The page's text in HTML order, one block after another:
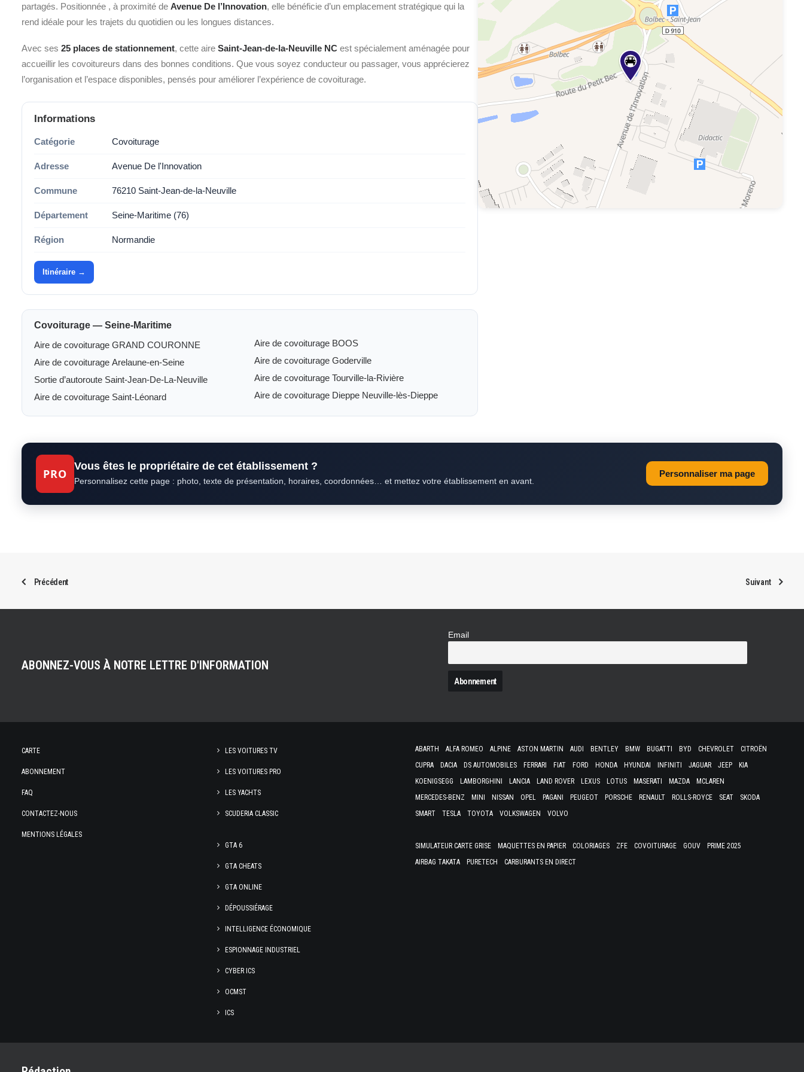
partagés. Positionnée , à proximité de Avenue De l’Innovation, elle bénéficie d’un emplacement stratégique qui la
rend idéale pour les trajets du quotidien ou les longues distances.
Avec ses 25 places de stationnement, cette aire Saint-Jean-de-la-Neuville NC est spécialement aménagée pour
accueillir les covoitureurs dans des bonnes conditions. Que vous soyez conducteur ou passager, vous apprécierez
l’organisation et l’espace disponibles, pensés pour améliorer l’expérience de covoiturage.
Informations
Catégorie Covoiturage
Adresse Avenue De l'Innovation
Commune 76210 Saint-Jean-de-la-Neuville
Département Seine-Maritime (76)
Région Normandie
Itinéraire →
Covoiturage — Seine-Maritime
Aire de covoiturage GRAND COURONNE
Aire de covoiturage Arelaune-en-Seine
Sortie d’autoroute Saint-Jean-De-La-Neuville
Aire de covoiturage Saint-Léonard
Aire de covoiturage BOOS
Aire de covoiturage Goderville
Aire de covoiturage Tourville-la-Rivière
Aire de covoiturage Dieppe Neuville-lès-Dieppe
PRO
Vous êtes le propriétaire de cet établissement ?
Personnalisez cette page : photo, texte de présentation, horaires, coordonnées… et mettez votre établissement en avant.
Personnaliser ma page
Précédent Suivant
ABONNEZ-VOUS À NOTRE LETTRE D'INFORMATION
Email
CARTE
ABONNEMENT
FAQ
CONTACTEZ-NOUS
MENTIONS LÉGALES
LES VOITURES TV
LES VOITURES PRO
LES YACHTS
SCUDERIA CLASSIC
GTA 6
GTA CHEATS
GTA ONLINE
DÉPOUSSIÉRAGE
INTELLIGENCE ÉCONOMIQUE
ESPIONNAGE INDUSTRIEL
CYBER ICS
OCMST
ICS
ABARTH ALFA ROMEO ALPINE ASTON MARTIN AUDI BENTLEY BMW BUGATTI BYD CHEVROLET
CITROËN
CUPRA
DACIA DS AUTOMOBILES FERRARI FIAT FORD HONDA HYUNDAI INFINITI JAGUAR JEEP
KIA
KOENIGSEGG
LAMBORGHINI LANCIA LAND ROVER LEXUS LOTUS MASERATI MAZDA
MCLAREN
MERCEDES-BENZ
MINI NISSAN OPEL PAGANI PEUGEOT PORSCHE RENAULT ROLLS-ROYCE SEAT
SKODA
SMART
TESLA TOYOTA VOLKSWAGEN VOLVO
SIMULATEUR CARTE GRISE MAQUETTES EN PAPIER COLORIAGES ZFE COVOITURAGE GOUV
PRIME 2025
AIRBAG TAKATA
PURETECH CARBURANTS EN DIRECT